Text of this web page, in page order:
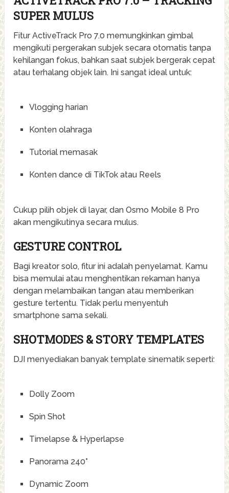
SUPER MULUS
Fitur ActiveTrack Pro 7.0 memungkinkan gimbal
mengikuti pergerakan subjek secara otomatis tanpa
kehilangan fokus, bahkan saat subjek bergerak cepat
atau terhalang objek lain. Ini sangat ideal untuk:
Vlogging harian
Konten olahraga
Tutorial memasak
Konten dance di TikTok atau Reels
Cukup pilih objek di layar, dan Osmo Mobile 8 Pro
akan mengikutinya secara mulus.
GESTURE CONTROL
Bagi kreator solo, fitur ini adalah penyelamat. Kamu
bisa memulai atau menghentikan rekaman hanya
dengan melambaikan tangan atau memberikan
gesture tertentu. Tidak perlu menyentuh
smartphone sama sekali.
SHOTMODES & STORY TEMPLATES
DJI menyediakan banyak template sinematik seperti:
Dolly Zoom
Spin Shot
Timelapse & Hyperlapse
Panorama 240°
Dynamic Zoom